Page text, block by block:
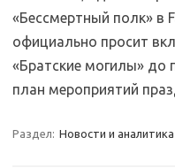
«Бессмертный полк» в
официально просит
«Братские могилы» до
план мероприятий
Раздел: Новости и аналитика